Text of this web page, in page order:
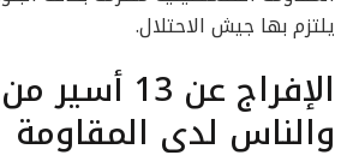
يلتزم بها جيش الاحتلال.
الإفراج عن
والناس لدى المقاومة